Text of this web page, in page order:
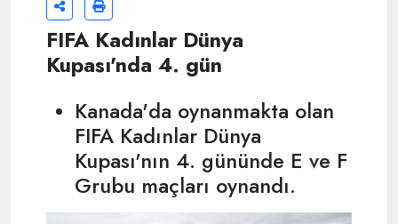
FIFA Kadınlar Dünya
Kupası'nda 4. gün
Kanada'da oynanmakta olan
FIFA Kadınlar Dünya
Kupası'nın 4. gününde E ve F
Grubu maçları oynandı.